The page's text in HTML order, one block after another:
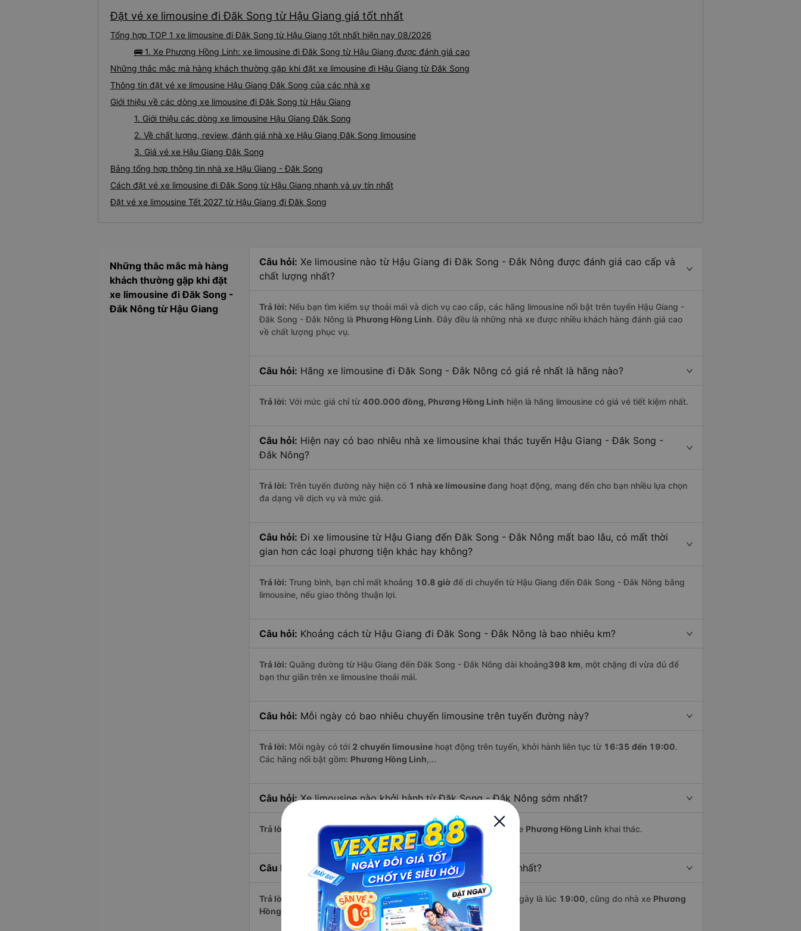
Đặt vé xe limousine đi Đăk Song từ Hậu Giang giá tốt nhất
Tổng hợp TOP 1 xe limousine đi Đăk Song từ Hậu Giang tốt nhất hiện nay 08/2026
🚌 1. Xe Phương Hồng Linh: xe limousine đi Đăk Song từ Hậu Giang được đánh giá cao
Những thắc mắc mà hàng khách thường gặp khi đặt xe limousine đi Hậu Giang từ Đăk Song
Thông tin đặt vé xe limousine Hậu Giang Đăk Song của các nhà xe
Giới thiệu về các dòng xe limousine đi Đăk Song từ Hậu Giang
1. Giới thiệu các dòng xe limousine Hậu Giang Đăk Song
2. Về chất lượng, review, đánh giá nhà xe Hậu Giang Đăk Song limousine
3. Giá vé xe Hậu Giang Đăk Song
Bảng tổng hợp thông tin nhà xe Hậu Giang - Đăk Song
Cách đặt vé xe limousine đi Đăk Song từ Hậu Giang nhanh và uy tín nhất
Đặt vé xe limousine Tết 2027 từ Hậu Giang đi Đăk Song
Những thắc mắc mà hàng
khách thường gặp khi đặt
xe limousine đi Đăk Song -
Đắk Nông từ Hậu Giang
Câu hỏi: Xe limousine nào từ Hậu Giang đi Đăk Song - Đắk Nông được đánh giá cao cấp và
chất lượng nhất?
Trả lời: Nếu bạn tìm kiếm sự thoải mái và dịch vụ cao cấp, các hãng limousine nổi bật trên tuyến Hậu Giang -
Đăk Song - Đắk Nông là Phương Hồng Linh. Đây đều là những nhà xe được nhiều khách hàng đánh giá cao
về chất lượng phục vụ.
Câu hỏi: Hãng xe limousine đi Đăk Song - Đắk Nông có giá rẻ nhất là hãng nào?
Trả lời: Với mức giá chỉ từ400.000 đồng, Phương Hồng Linh hiện là hãng limousine có giá vé tiết kiệm nhất.
Câu hỏi: Hiện nay có bao nhiêu nhà xe limousine khai thác tuyến Hậu Giang - Đăk Song -
Đắk Nông?
Trả lời: Trên tuyến đường này hiện có 1 nhà xe limousineđang hoạt động, mang đến cho bạn nhiều lựa chọn
đa dạng về dịch vụ và mức giá.
Câu hỏi: Đi xe limousine từ Hậu Giang đến Đăk Song - Đắk Nông mất bao lâu, có mất thời
gian hơn các loại phương tiện khác hay không?
Trả lời: Trung bình, bạn chỉ mất khoảng 10.8 giờ để di chuyển từ Hậu Giang đến Đăk Song - Đắk Nông bằng
limousine, nếu giao thông thuận lợi.
Câu hỏi: Khoảng cách từ Hậu Giang đi Đăk Song - Đắk Nông là bao nhiêu km?
Trả lời: Quãng đường từ Hậu Giang đến Đăk Song - Đắk Nông dài khoảng398 km, một chặng đi vừa đủ để
bạn thư giãn trên xe limousine thoải mái.
Câu hỏi: Mỗi ngày có bao nhiêu chuyến limousine trên tuyến đường này?
Trả lời: Mỗi ngày có tới 2 chuyến limousine hoạt động trên tuyến, khởi hành liên tục từ 16:35 đến 19:00.
Các hãng nổi bật gồm: Phương Hồng Linh,...
Câu hỏi:Xe limousine nào khởi hành từ Đăk Song - Đắk Nông sớm nhất?
Trả lời: Chuyến limousine sớm nhất khởi hành lúc16:35, do nhà xe Phương Hồng Linh khai thác.
Câu hỏi: Xe limousine nào khởi hành từ Hậu Giang muộn nhất?
Trả lời: Nếu bạn muốn đi chuyến muộn, lựa chọn cuối cùng trong ngày là lúc 19:00, cũng do nhà xe Phương
Hồng Linh
vận hành.